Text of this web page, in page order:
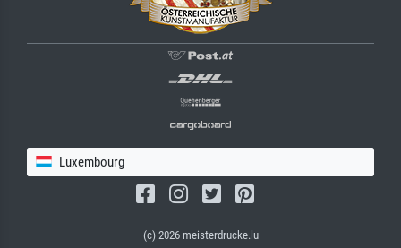
Luxembourg
(c) 2026 meisterdrucke.lu